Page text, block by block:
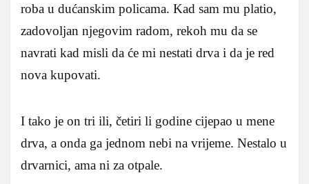
roba u dućanskim policama. Kad sam mu platio,
zadovoljan njegovim radom, rekoh mu da se
navrati kad misli da će mi nestati drva i da je red
nova kupovati.
I tako je on tri ili, četiri li godine cijepao u mene
drva, a onda ga jednom nebi na vrijeme. Nestalo u
drvarnici, ama ni za otpale.